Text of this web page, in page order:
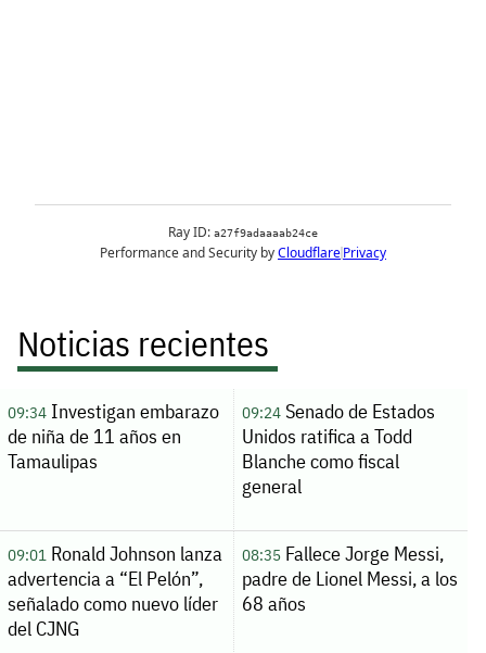
Noticias recientes
09:34Investigan embarazo
de niña de 11 años en
Tamaulipas
09:24Senado de Estados
Unidos ratifica a Todd
Blanche como fiscal
general
09:01Ronald Johnson lanza
advertencia a “El Pelón”,
señalado como nuevo líder
del CJNG
08:35Fallece Jorge Messi,
padre de Lionel Messi, a los
68 años